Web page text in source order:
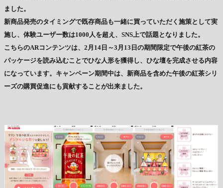
ました。
新商品発売のタイミングで既存商品も一緒に買っていただく施策として実
施し、体験ユーザー数は1000人を超え、SNS上で話題となりました。
こちらのARコンテンツは、2月14日～3月13日の期間限定で午後の紅茶の
パッケージを読み込むことでひな人形を獲得し、ひな壇を完成させる内容
になっています。キャンペーン期間中は、新商品を含めた午後の紅茶シリ
ーズの購買促進にも貢献することが出来ました。